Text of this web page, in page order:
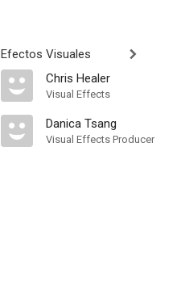
Efectos Visuales
Chris Healer
Visual Effects
Danica Tsang
Visual Effects Producer